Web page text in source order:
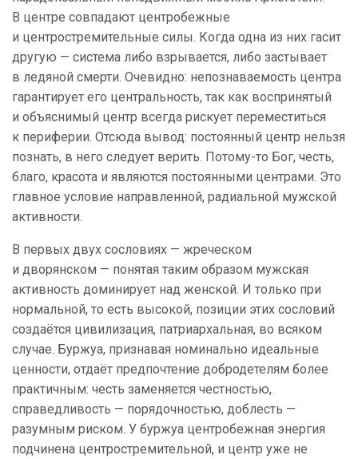
В центре совпадают центробежные
и центростремительные силы. Когда одна из них гасит
другую — система либо взрывается, либо застывает
в ледяной смерти. Очевидно: непознаваемость центра
гарантирует его центральность, так как воспринятый
и объяснимый центр всегда рискует переместиться
к периферии. Отсюда вывод: постоянный центр нельзя
познать, в него следует верить. Потому-то Бог, честь,
благо, красота и являются постоянными центрами. Это
главное условие направленной, радиальной мужской
активности.
В первых двух сословиях — жреческом
и дворянском — понятая таким образом мужская
активность доминирует над женской. И только при
нормальной, то есть высокой, позиции этих сословий
создаётся цивилизация, патриархальная, во всяком
случае. Буржуа, признавая номинально идеальные
ценности, отдаёт предпочтение добродетелям более
практичным: честь заменяется честностью,
справедливость — порядочностью, доблесть —
разумным риском. У буржуа центробежная энергия
подчинена центростремительной, и центр уже не